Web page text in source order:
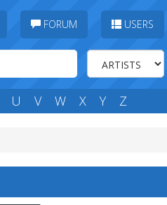
FORUM USERS
U V W X Y Z